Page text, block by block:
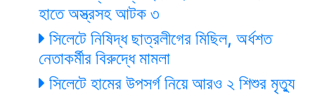
হাতে অস্ত্রসহ আটক ৩
সিলেটে নিষিদ্ধ ছাত্রলীগের মিছিল, অর্ধশত
নেতাকর্মীর বিরুদ্ধে মামলা
সিলেটে হামের উপসর্গ নিয়ে আরও ২ শিশুর মৃত্যু